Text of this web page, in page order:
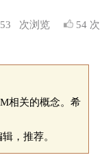
次浏览 54 次
相关的概念。希
，推荐。